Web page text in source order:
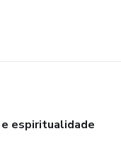
espiritualidade